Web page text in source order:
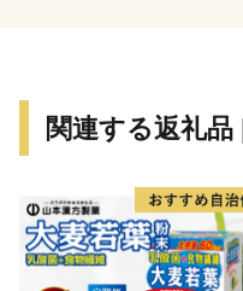
の湖で行われる花火大
関連する返礼